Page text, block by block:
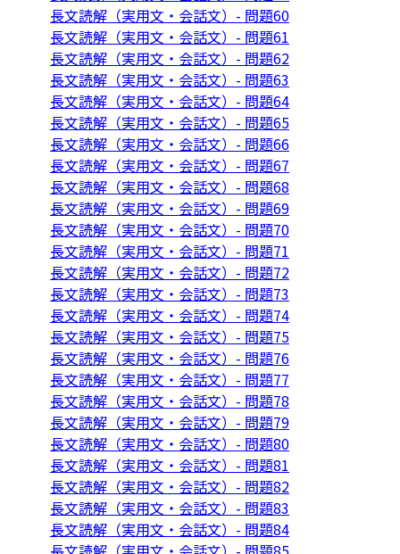
長文読解（実用文・会話文）- 問題60
長文読解（実用文・会話文）- 問題61
長文読解（実用文・会話文）- 問題62
長文読解（実用文・会話文）- 問題63
長文読解（実用文・会話文）- 問題64
長文読解（実用文・会話文）- 問題65
長文読解（実用文・会話文）- 問題66
長文読解（実用文・会話文）- 問題67
長文読解（実用文・会話文）- 問題68
長文読解（実用文・会話文）- 問題69
長文読解（実用文・会話文）- 問題70
長文読解（実用文・会話文）- 問題71
長文読解（実用文・会話文）- 問題72
長文読解（実用文・会話文）- 問題73
長文読解（実用文・会話文）- 問題74
長文読解（実用文・会話文）- 問題75
長文読解（実用文・会話文）- 問題76
長文読解（実用文・会話文）- 問題77
長文読解（実用文・会話文）- 問題78
長文読解（実用文・会話文）- 問題79
長文読解（実用文・会話文）- 問題80
長文読解（実用文・会話文）- 問題81
長文読解（実用文・会話文）- 問題82
長文読解（実用文・会話文）- 問題83
長文読解（実用文・会話文）- 問題84